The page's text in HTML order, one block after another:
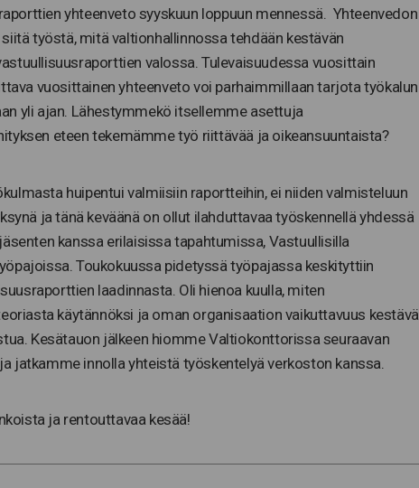
yhteenveto syyskuun loppuun mennessä. Yhteenvedon
työstä, mitä valtionhallinnossa tehdään kestävän
valossa. Tulevaisuudessa vuosittain
vuosittainen yhteenveto voi parhaimmillaan tarjota työkalun
yli ajan. Lähestymmekö itsellemme asettuja
eteen tekemämme työ riittävää ja oikeansuuntaista?
huipentui valmiisiin raportteihin, ei niiden valmisteluun
ja tänä keväänä on ollut ilahduttavaa työskennellä yhdessä
kanssa erilaisissa tapahtumissa, Vastuullisilla
Toukokuussa pidetyssä työpajassa keskityttiin
laadinnasta. Oli hienoa kuulla, miten
käytännöksi ja oman organisaation vaikuttavuus
Kesätauon jälkeen hiomme Valtiokonttorissa seuraavan
innolla yhteistä työskentelyä verkoston kanssa.
ja rentouttavaa kesää!